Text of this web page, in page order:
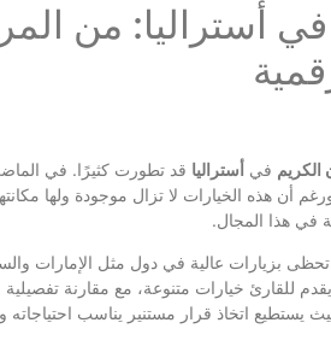
أستراليا: من
الكريم في أستراليا قد تطورت كثيرًا. في
أن هذه الخيارات لا تزال موجودة ولها
في هذا المجال.
تحظى بزيارات عالية في دول مثل الإمارات
للقارئ خيارات متنوعة، مع مقارنة تفصيلية
يستطيع اتخاذ قرار مستنير يناسب احتياجاته